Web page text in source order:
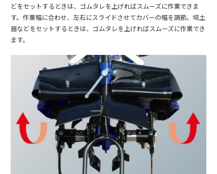
どをセットするときは、ゴムタレを上げればスムーズに作業できま
す。作業幅に合わせ、左右にスライドさせてカバーの幅を調節。培土
器などをセットするときは、ゴムタレを上げればスムーズに作業でき
ます。